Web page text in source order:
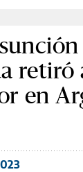
retiró
en